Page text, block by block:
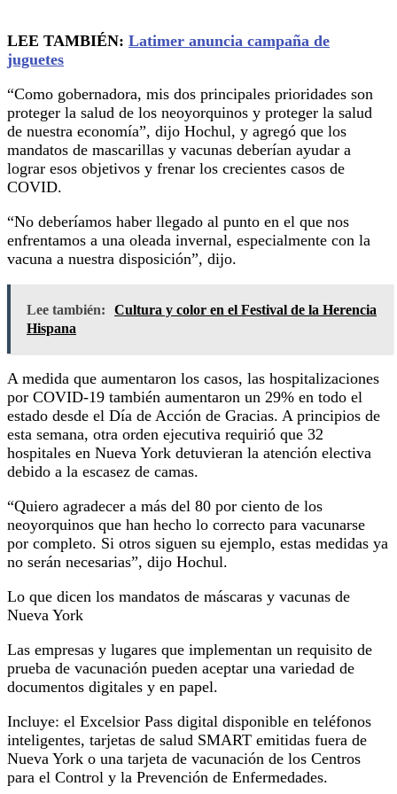
LEE TAMBIÉN: Latimer anuncia campaña de
juguetes
“Como gobernadora, mis dos principales prioridades son
proteger la salud de los neoyorquinos y proteger la salud
de nuestra economía”, dijo Hochul, y agregó que los
mandatos de mascarillas y vacunas deberían ayudar a
lograr esos objetivos y frenar los crecientes casos de
COVID.
“No deberíamos haber llegado al punto en el que nos
enfrentamos a una oleada invernal, especialmente con la
vacuna a nuestra disposición”, dijo.
Lee también:
Cultura y color en el Festival de la Herencia
Hispana
A medida que aumentaron los casos, las hospitalizaciones
por COVID-19 también aumentaron un 29% en todo el
estado desde el Día de Acción de Gracias. A principios de
esta semana, otra orden ejecutiva requirió que 32
hospitales en Nueva York detuvieran la atención electiva
debido a la escasez de camas.
“Quiero agradecer a más del 80 por ciento de los
neoyorquinos que han hecho lo correcto para vacunarse
por completo. Si otros siguen su ejemplo, estas medidas ya
no serán necesarias”, dijo Hochul.
Lo que dicen los mandatos de máscaras y vacunas de
Nueva York
Las empresas y lugares que implementan un requisito de
prueba de vacunación pueden aceptar una variedad de
documentos digitales y en papel.
Incluye: el Excelsior Pass digital disponible en teléfonos
inteligentes, tarjetas de salud SMART emitidas fuera de
Nueva York o una tarjeta de vacunación de los Centros
para el Control y la Prevención de Enfermedades.